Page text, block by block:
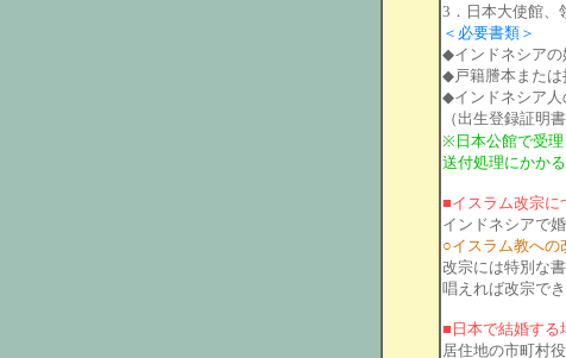
3．日本大使館、
＜必要書類＞
◆インドネシアの
◆戸籍謄本または
◆インドネシア人
（出生登録証明
※日本公館で受理
送付処理にかか
■イスラム改宗に
インドネシアで
○イスラム教への
改宗には特別な
唱えれば改宗でき
■日本で結婚する
居住地の市町村